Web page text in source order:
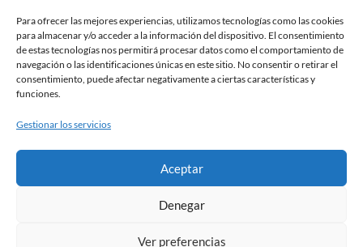
Para ofrecer las mejores experiencias, utilizamos tecnologías como las cookies
para almacenar y/o acceder a la información del dispositivo. El consentimiento
de estas tecnologías nos permitirá procesar datos como el comportamiento de
navegación o las identificaciones únicas en este sitio. No consentir o retirar el
consentimiento, puede afectar negativamente a ciertas características y
funciones.
Gestionar los servicios
Aceptar
Denegar
Ver preferencias
Compra SR3hace 1 semana, 4 días